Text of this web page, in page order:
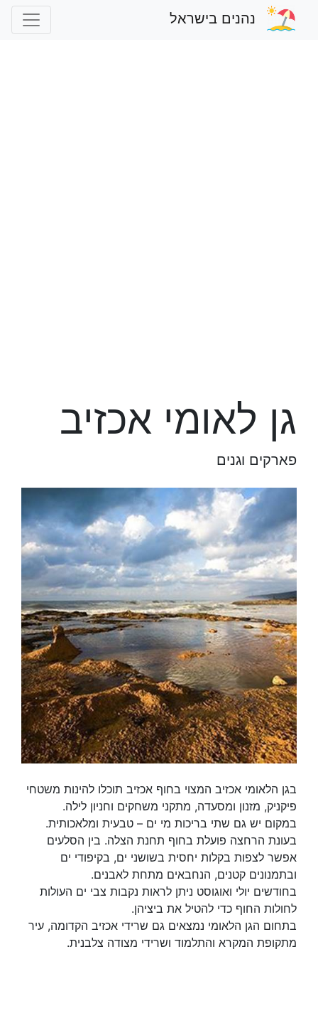
נהנים בישראל
גן לאומי אכזיב
פארקים וגנים
בגן הלאומי אכזיב המצוי בחוף אכזיב תוכלו להינות משטחי
פיקניק, מזנון ומסעדה, מתקני משחקים וחניון לילה.
במקום יש גם שתי בריכות מי ים – טבעית ומלאכותית.
בעונת הרחצה פועלת בחוף תחנת הצלה. בין הסלעים
אפשר לצפות בקלות יחסית בשושני ים, בקיפודי ים
ובתמנונים קטנים, הנחבאים מתחת לאבנים.
בחודשים יולי ואוגוסט ניתן לראות נקבות צבי ים העולות
לחולות החוף כדי להטיל את ביציהן.
בתחום הגן הלאומי נמצאים גם שרידי אכזיב הקדומה, עיר
מתקופת המקרא והתלמוד ושרידי מצודה צלבנית.